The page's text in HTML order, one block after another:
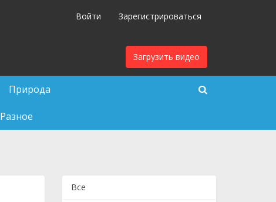
Войти Зарегистрироваться
Загрузить видео
Природа
Разное
Все